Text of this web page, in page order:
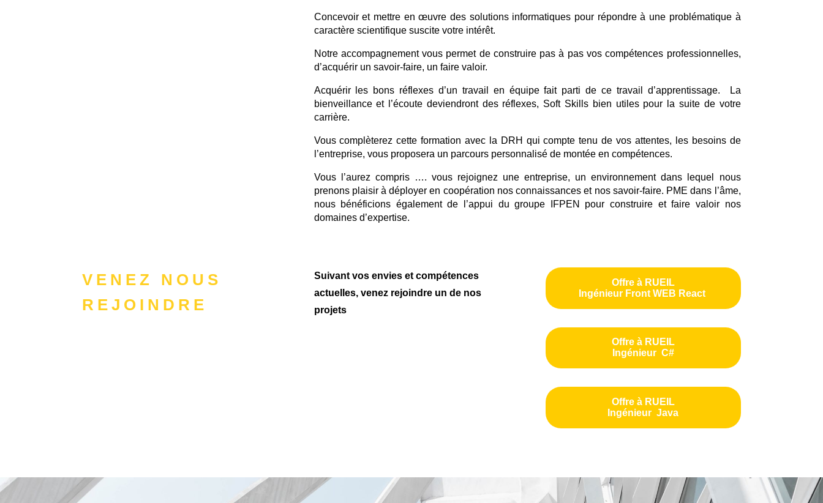
Concevoir et mettre en œuvre des solutions informatiques pour répondre à une problématique à
caractère scientifique suscite votre intérêt.
Notre accompagnement vous permet de construire pas à pas vos compétences professionnelles,
d’acquérir un savoir-faire, un faire valoir.
Acquérir les bons réflexes d’un travail en équipe fait parti de ce travail d’apprentissage. La
bienveillance et l’écoute deviendront des réflexes, Soft Skills bien utiles pour la suite de votre
carrière.
Vous complèterez cette formation avec la DRH qui compte tenu de vos attentes, les besoins de
l’entreprise, vous proposera un parcours personnalisé de montée en compétences.
Vous l’aurez compris …. vous rejoignez une entreprise, un environnement dans lequel nous
prenons plaisir à déployer en coopération nos connaissances et nos savoir-faire. PME dans l’âme,
nous bénéficions également de l’appui du groupe IFPEN pour construire et faire valoir nos
domaines d’expertise.
VENEZ NOUS
REJOINDRE
Suivant vos envies et compétences
actuelles, venez rejoindre un de nos
projets
Offre à RUEIL
Ingénieur Front WEB React
Offre à RUEIL
Ingénieur C#
Offre à RUEIL
Ingénieur Java